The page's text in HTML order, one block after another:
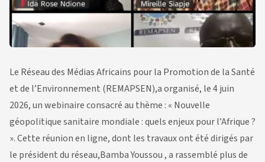
Le Réseau des Médias Africains pour la Promotion de la Santé
et de l’Environnement (REMAPSEN),a organisé, le 4 juin
2026, un webinaire consacré au thème : « Nouvelle
géopolitique sanitaire mondiale : quels enjeux pour l’Afrique ?
». Cette réunion en ligne, dont les travaux ont été dirigés par
le président du réseau,Bamba Youssou , a rassemblé plus de